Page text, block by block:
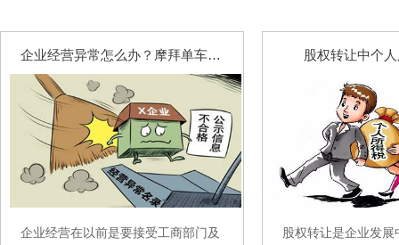
企业经营异常怎么办？摩拜单车陷入经营异常名单
企业经营在以前是要接受工商部门及
股权转让中个
股权转让是企业发